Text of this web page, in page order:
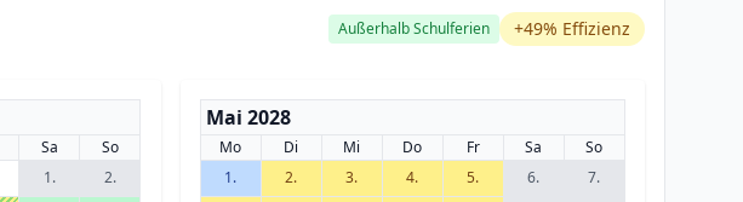
Außerhalb Schulferien +49% Effizienz
Sa
So
1.
2.
Mai 2028
Mo Di Mi Do Fr Sa
So
1.
2. 3. 4. 5. 6.
7.